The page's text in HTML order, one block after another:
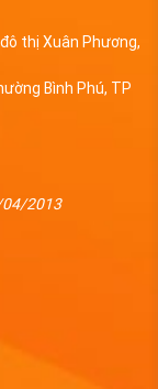
thị Xuân Phương,
Bình Phú, TP
04/2013